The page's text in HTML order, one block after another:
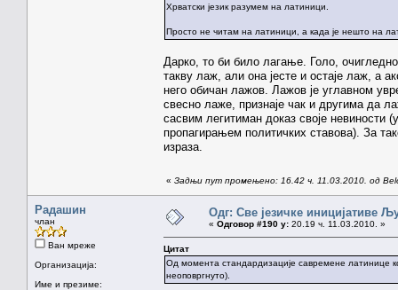
Хрватски језик разумем на латиници.
Просто не читам на латиници, а када је нешто на
Дарко, то би било лагање. Голо,
такву лаж, али она јесте и остаје лаж, а
него обичан лажов. Лажов је углавном
свесно лаже, признаје чак и другима да
сасвим легитиман доказ своје невиности
пропагирањем политичких ставова). За
израза.
« Задњи пут промењено: 16.42 ч. 11.03.2010. од
Радашин
члан
Ван мреже
Организација:
Име и презиме:
Одг: Све језичке иницијативе
« Одговор #190 у: 20.19 ч. 11.03.2010. »
Цитат
Од момента стандардизације савремене латинице
неоповргнуто).